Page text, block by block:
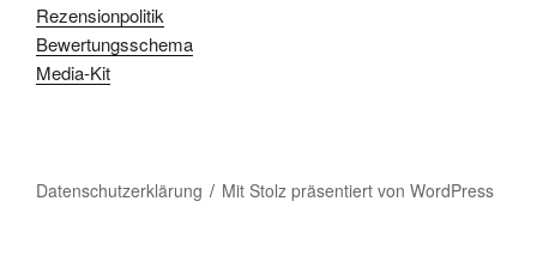
Rezensionpolitik
Bewertungsschema
Media-Kit
Datenschutzerklärung Mit Stolz präsentiert von WordPress